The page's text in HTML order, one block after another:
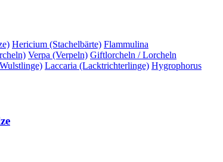
Hericium (Stachelbärte) Flammulina
Verpa (Verpeln) Giftlorcheln / Lorcheln
Laccaria (Lacktrichterlinge) Hygrophorus